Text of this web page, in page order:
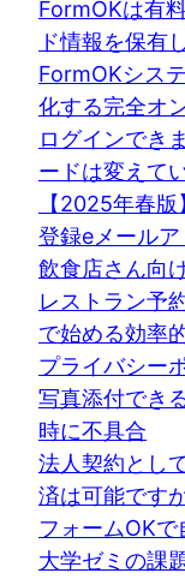
FormOKは有
ド情報を保有
FormOKシス
化する完全オ
ログインでき
ードは変えて
【2025年春
登録eメール
飲食店さん向
レストラン予
で始める効率
プライバシー
写真添付でき
時に不具合
法人契約とし
済は可能です
フォームOK
大学ゼミの課